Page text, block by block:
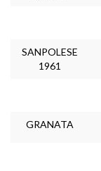
SANPOLESE
1961
GRANATA